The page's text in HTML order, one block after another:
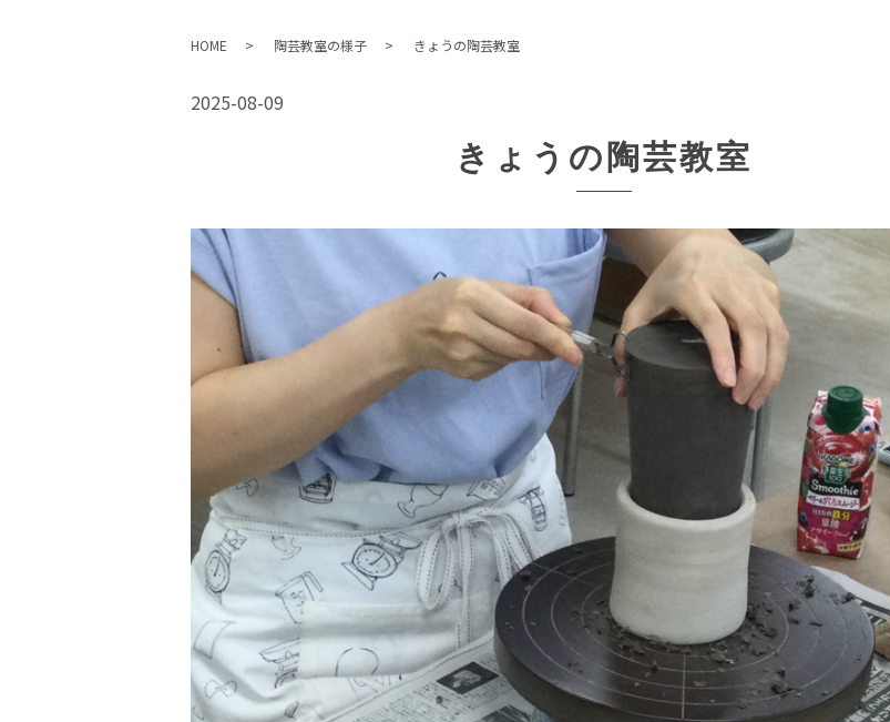
HOME 陶芸教室の様子 きょうの陶芸教室
2025-08-09
きょうの陶芸教室